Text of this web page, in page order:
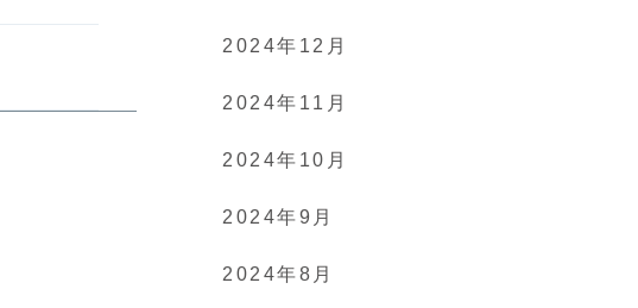
2024年12月
2024年11月
2024年10月
2024年9月
2024年8月